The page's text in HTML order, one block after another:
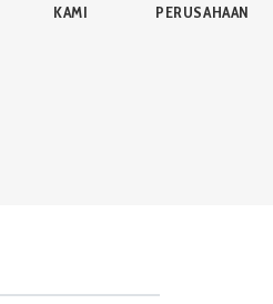
KAMI
PERUSAHAAN